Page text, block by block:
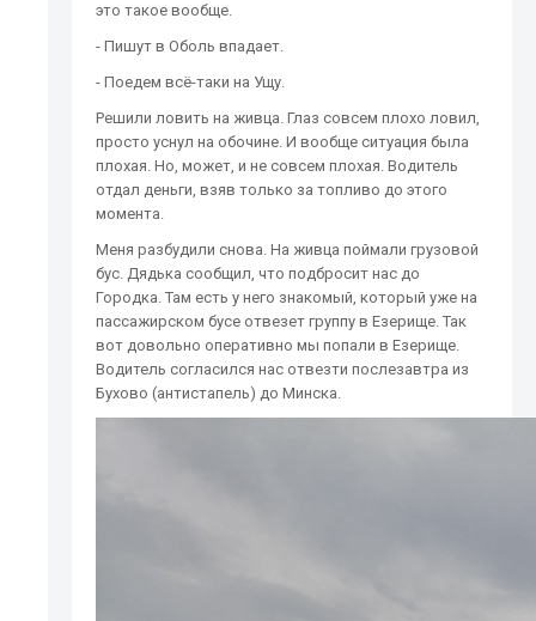
это такое вообще.
- Пишут в Оболь впадает.
- Поедем всё-таки на Ущу.
Решили ловить на живца. Глаз совсем плохо ловил,
просто уснул на обочине. И вообще ситуация была
плохая. Но, может, и не совсем плохая. Водитель
отдал деньги, взяв только за топливо до этого
момента.
Меня разбудили снова. На живца поймали грузовой
бус. Дядька сообщил, что подбросит нас до
Городка. Там есть у него знакомый, который уже на
пассажирском бусе отвезет группу в Езерище. Так
вот довольно оперативно мы попали в Езерище.
Водитель согласился нас отвезти послезавтра из
Бухово (антистапель) до Минска.